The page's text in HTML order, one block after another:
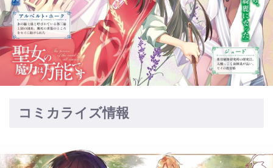
コミカライズ情報